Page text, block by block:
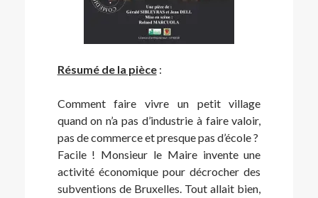
Résumé de la pièce :
Comment faire vivre un petit village
quand on n’a pas d’industrie à faire valoir,
pas de commerce et presque pas d’école ?
Facile ! Monsieur le Maire invente une
activité économique pour décrocher des
subventions de Bruxelles. Tout allait bien,